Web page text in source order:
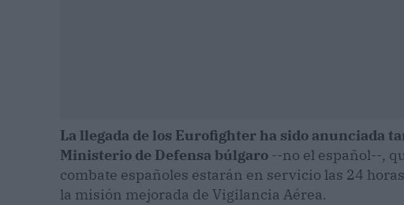
La llegada de los Eurofighter ha sido anunciada
Ministerio de Defensa búlgaro --no el español--,
combate españoles estarán en servicio las 24
la misión mejorada de Vigilancia Aérea.